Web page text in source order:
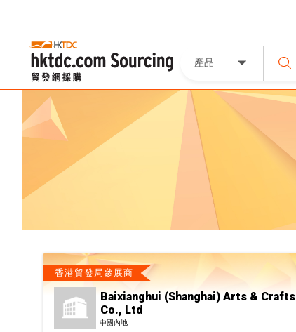
產品
香港貿發局參展商
Baixianghui (Shanghai) Arts & Crafts
Co., Ltd
中國內地